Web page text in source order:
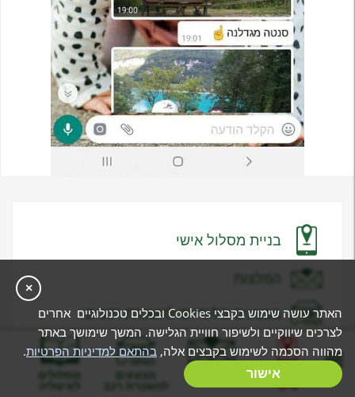
בניית מסלול אישי
מבצעים בלעדיים להשכרת רכבים
עלויות הטיול
מסלולים לאיטליה
בניית מסלול
אישי
מבצעים מסלולים
לאיטליה
×
האתר עושה שימוש בקבצי Cookies ובכלים טכנולוגיים אחרים
לצרכים שיווקיים ולשיפור חוויית הגלישה. המשך שימושך באתר
מהווה הסכמה לשימוש בקבצים אלה, בהתאם למדיניות הפרטיות.
אישור